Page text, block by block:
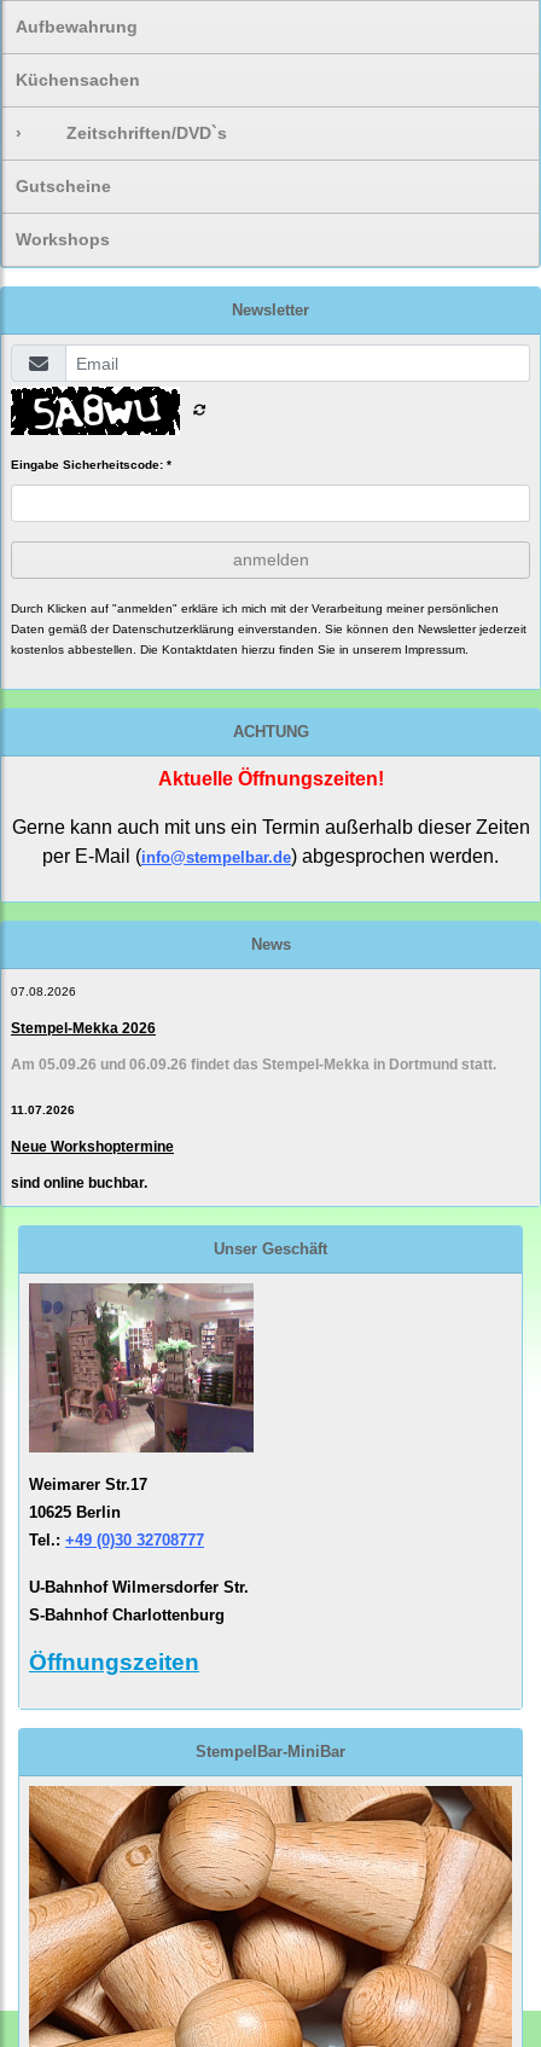
Aufbewahrung
Küchensachen
› Zeitschriften/DVD`s
Gutscheine
Workshops
Newsletter
Eingabe Sicherheitscode: *
anmelden
Durch Klicken auf "anmelden" erkläre ich mich mit der Verarbeitung meiner persönlichen
Daten gemäß der Datenschutzerklärung einverstanden. Sie können den Newsletter jederzeit
kostenlos abbestellen. Die Kontaktdaten hierzu finden Sie in unserem Impressum.
ACHTUNG
Aktuelle Öffnungszeiten!
Gerne kann auch mit uns ein Termin außerhalb dieser Zeiten
per E-Mail (info@stempelbar.de) abgesprochen werden.
News
07.08.2026
Stempel-Mekka 2026
Am 05.09.26 und 06.09.26 findet das Stempel-Mekka in Dortmund statt.
11.07.2026
Neue Workshoptermine
sind online buchbar.
Unser Geschäft
Weimarer Str.17
10625 Berlin
Tel.: +49 (0)30 32708777
U-Bahnhof Wilmersdorfer Str.
S-Bahnhof Charlottenburg
Öffnungszeiten
StempelBar-MiniBar